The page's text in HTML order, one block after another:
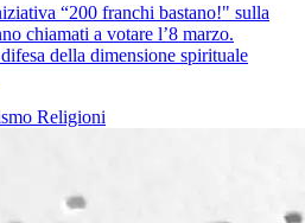
“200 franchi bastano!" sulla
chiamati a votare l’8 marzo.
della dimensione spirituale
Religioni